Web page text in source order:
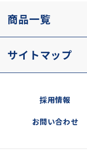
商品一覧
サイトマップ
採用情報
お問い合わせ